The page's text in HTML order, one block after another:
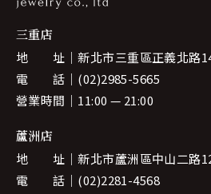
三重店
地 址
新北市三重區正義北路
電 話
(02)2985-5665
營業時間
11:00 — 21:00
蘆洲店
地 址
新北市蘆洲區中山二路
電 話
(02)2281-4568